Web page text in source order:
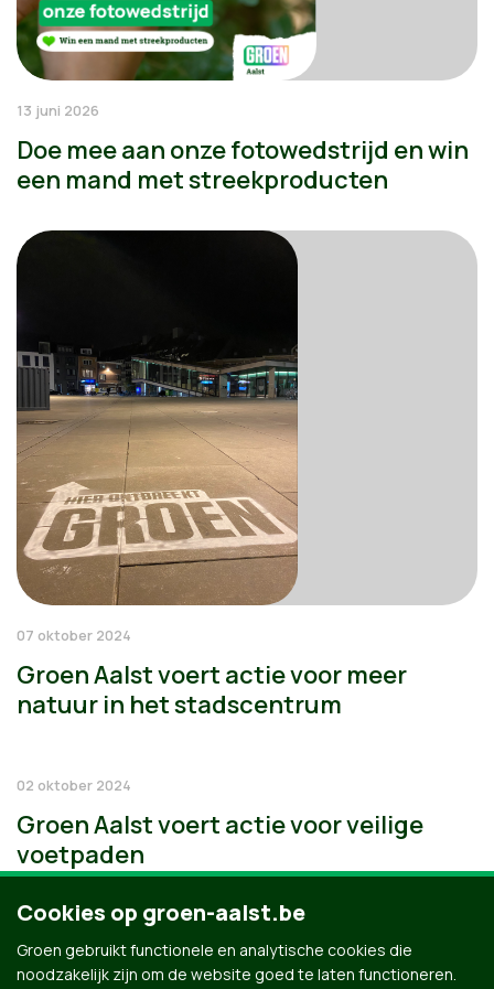
13 juni 2026
Doe mee aan onze fotowedstrijd en win
een mand met streekproducten
07 oktober 2024
Groen Aalst voert actie voor meer
natuur in het stadscentrum
02 oktober 2024
Groen Aalst voert actie voor veilige
voetpaden
Cookies op groen-aalst.be
Groen gebruikt functionele en analytische cookies die
noodzakelijk zijn om de website goed te laten functioneren.